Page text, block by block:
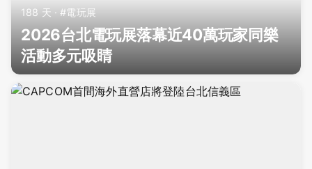
188 天 · #電玩展
2026台北電玩展落幕近40萬玩家同樂
活動多元吸睛